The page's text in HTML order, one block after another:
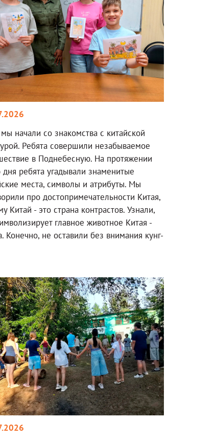
начали со знакомства с китайской
Ребята совершили незабываемое
в Поднебесную. На протяжении
дня ребята угадывали знаменитые
места, символы и атрибуты. Мы
про достопримечательности Китая,
Китай - это страна контрастов. Узнали,
главное животное Китая -
Конечно, не оставили без внимания кунг-